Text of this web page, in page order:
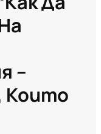
–
Които